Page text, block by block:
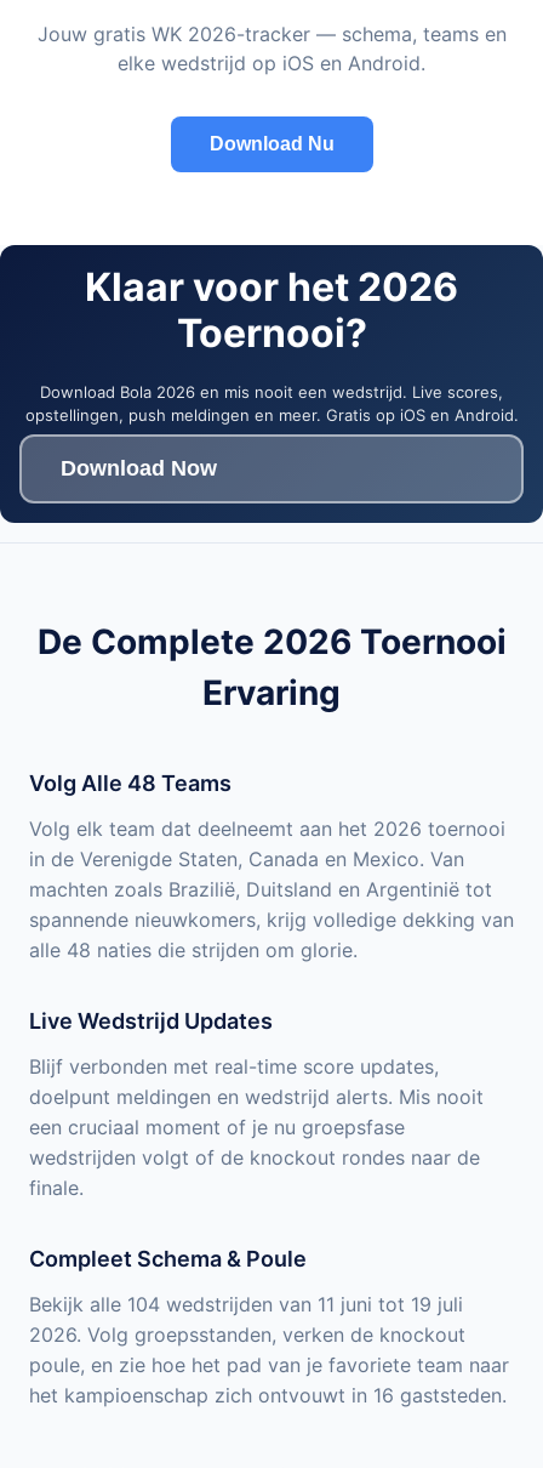
Jouw gratis WK 2026-tracker — schema, teams en
elke wedstrijd op iOS en Android.
Download Nu
Klaar voor het 2026
Toernooi?
Download Bola 2026 en mis nooit een wedstrijd. Live scores,
opstellingen, push meldingen en meer. Gratis op iOS en Android.
Download Now
De Complete 2026 Toernooi
Ervaring
Volg Alle 48 Teams
Volg elk team dat deelneemt aan het 2026 toernooi
in de Verenigde Staten, Canada en Mexico. Van
machten zoals Brazilië, Duitsland en Argentinië tot
spannende nieuwkomers, krijg volledige dekking van
alle 48 naties die strijden om glorie.
Live Wedstrijd Updates
Blijf verbonden met real-time score updates,
doelpunt meldingen en wedstrijd alerts. Mis nooit
een cruciaal moment of je nu groepsfase
wedstrijden volgt of de knockout rondes naar de
finale.
Compleet Schema & Poule
Bekijk alle 104 wedstrijden van 11 juni tot 19 juli
2026. Volg groepsstanden, verken de knockout
poule, en zie hoe het pad van je favoriete team naar
het kampioenschap zich ontvouwt in 16 gaststeden.